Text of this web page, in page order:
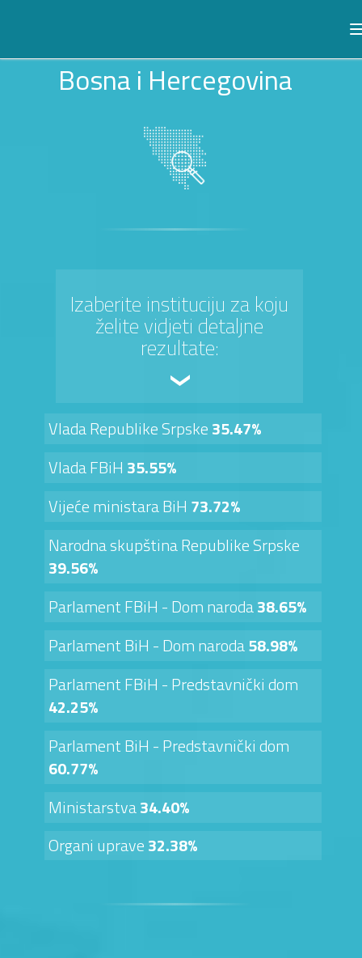
Bosna i Hercegovina
Izaberite instituciju za koju
želite vidjeti detaljne
rezultate:
Vlada Republike Srpske35.47%
Vlada FBiH 35.55%
Vijeće ministara BiH 73.72%
Narodna skupština Republike Srpske
39.56%
Parlament FBiH - Dom naroda38.65%
Parlament BiH - Dom naroda58.98%
Parlament FBiH - Predstavnički dom
42.25%
Parlament BiH - Predstavnički dom
60.77%
Ministarstva34.40%
Organi uprave32.38%